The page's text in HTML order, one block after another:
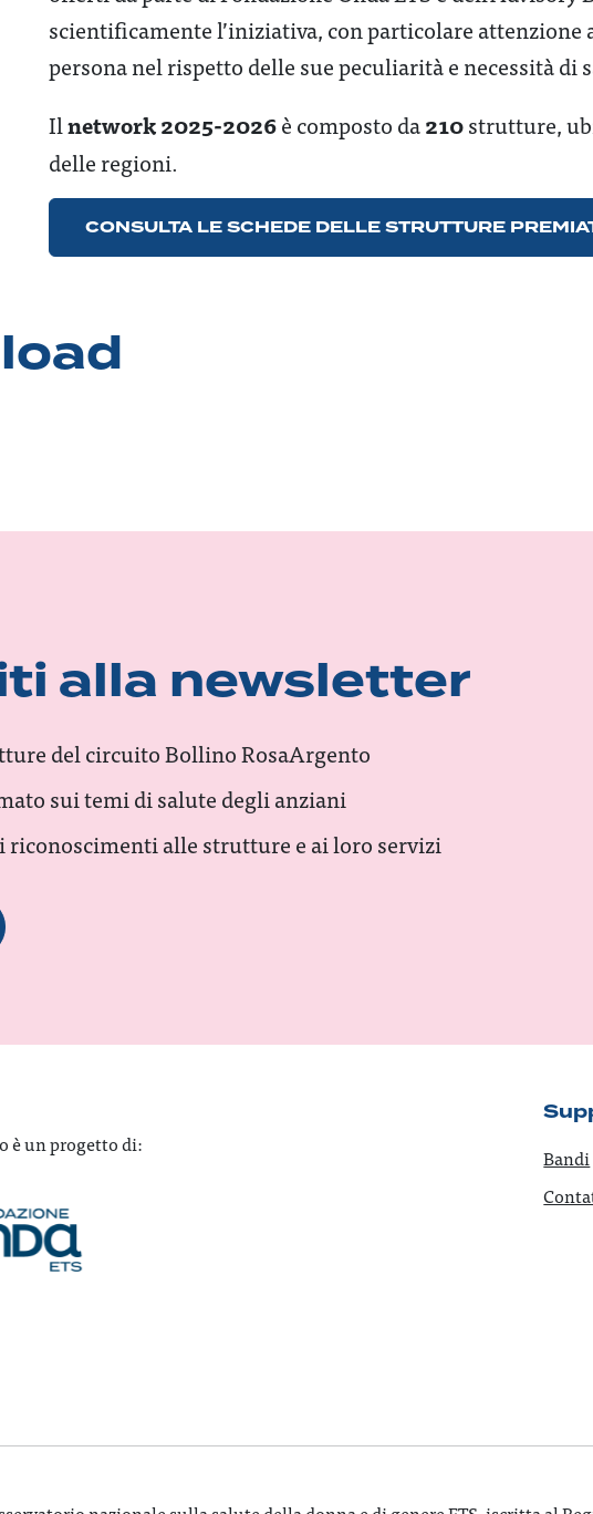
scientificamente l’iniziativa, con particolare attenzione
persona nel rispetto delle sue peculiarità e necessità di
Ilnetwork2025-2026è composto da210strutture,
delle regioni.
CONSULTA LE SCHEDE DELLE STRUTTURE
alla newsletter
del circuito Bollino RosaArgento
sui temi di salute degli anziani
riconoscimenti alle strutture e ai loro servizi
è un progetto di:
Bandi